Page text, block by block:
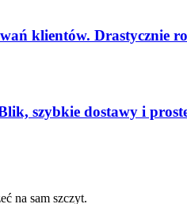
klientów. Drastycznie
szybkie dostawy i
na sam szczyt.